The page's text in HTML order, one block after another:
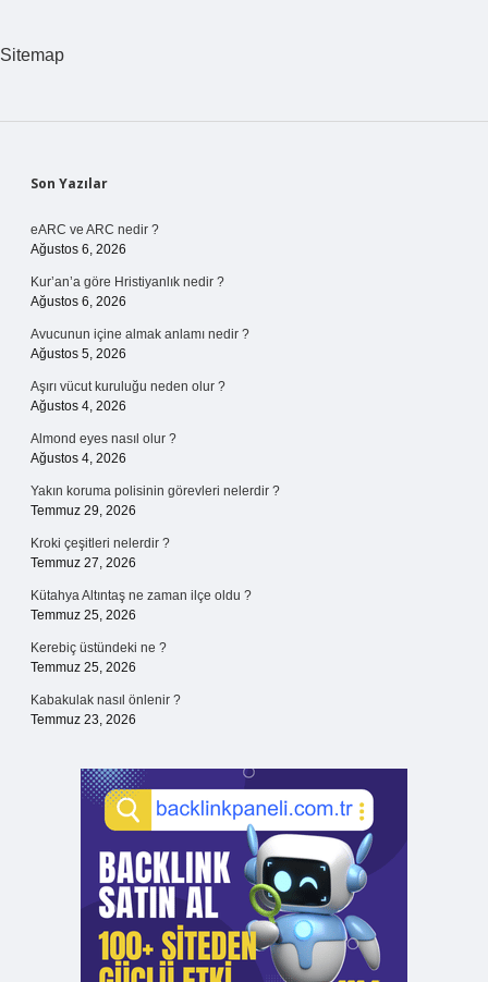
Sitemap
Sidebar
Son Yazılar
eARC ve ARC nedir ?
Ağustos 6, 2026
Kur’an’a göre Hristiyanlık nedir ?
Ağustos 6, 2026
Avucunun içine almak anlamı nedir ?
Ağustos 5, 2026
Aşırı vücut kuruluğu neden olur ?
Ağustos 4, 2026
Almond eyes nasıl olur ?
Ağustos 4, 2026
Yakın koruma polisinin görevleri nelerdir ?
Temmuz 29, 2026
Kroki çeşitleri nelerdir ?
Temmuz 27, 2026
Kütahya Altıntaş ne zaman ilçe oldu ?
Temmuz 25, 2026
Kerebiç üstündeki ne ?
Temmuz 25, 2026
Kabakulak nasıl önlenir ?
Temmuz 23, 2026